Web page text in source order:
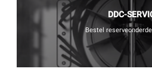
DDC-
Bestel